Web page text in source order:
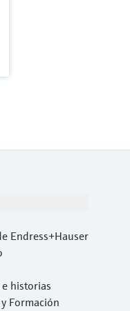
Endress+Hauser
historias
Formación